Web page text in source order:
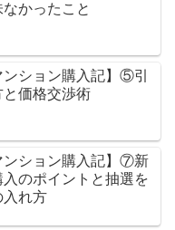
かったこと
ンション購入記】⑤引
価格交渉術
ンション購入記】⑦新
のポイントと抽選を
入れ方